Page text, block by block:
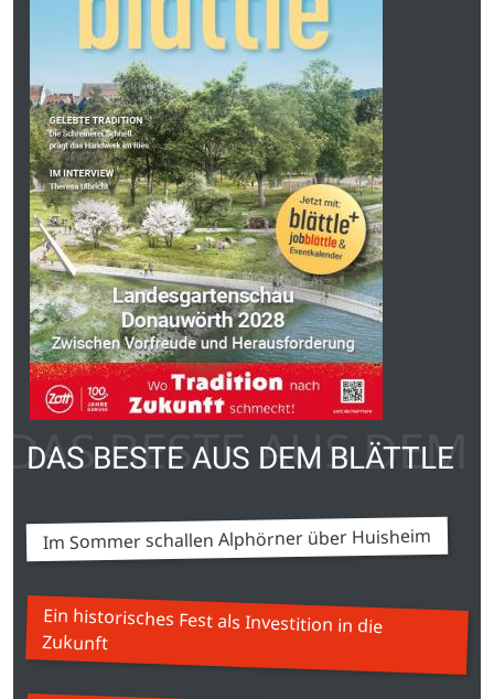
DAS BESTE AUS DEM BLÄTTLE
DAS BESTE AUS DEM
Im Sommer schallen Alphörner über Huisheim
Ein historisches Fest als Investition in die
Zukunft